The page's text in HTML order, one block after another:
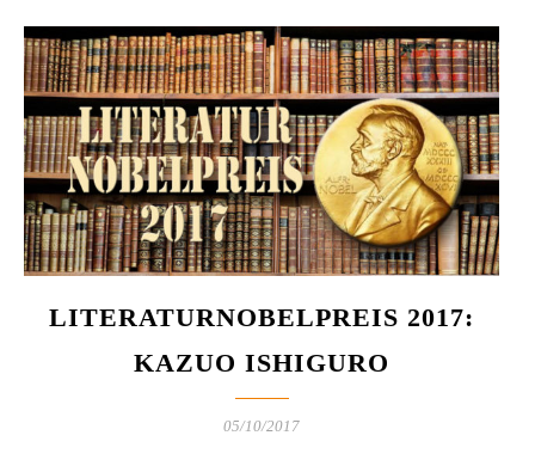
LITERATURNOBELPREIS 2017:
KAZUO ISHIGURO
05/10/2017